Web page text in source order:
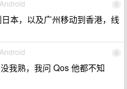
5
本，以及广州移动到香港，线
6
我熟，我问 Qos 他都不知